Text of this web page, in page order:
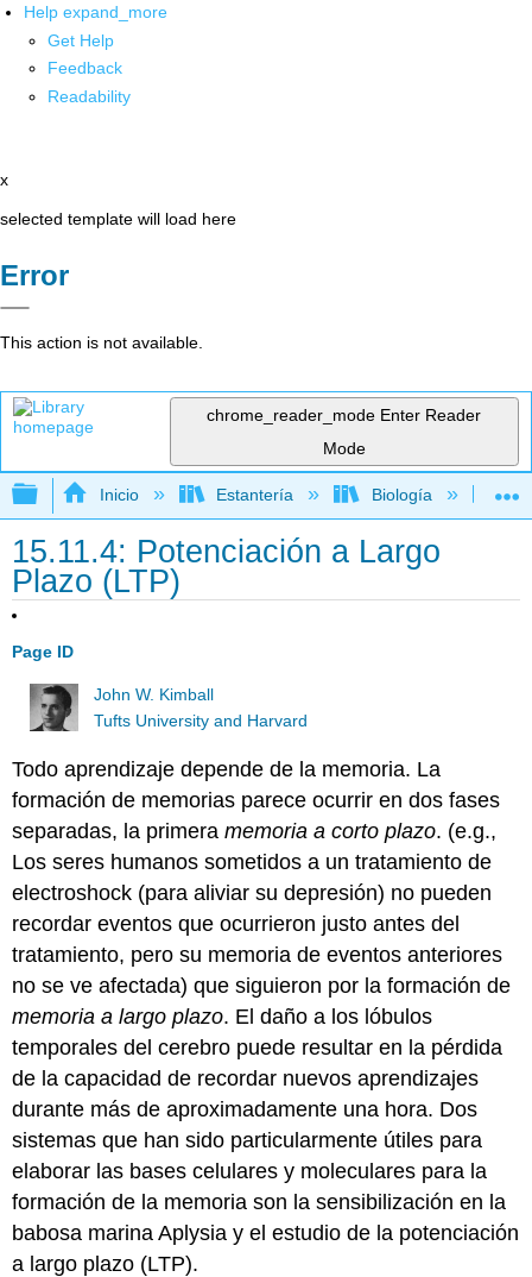
Help expand_more
Get Help
Feedback
Readability
x
selected template will load here
Error
This action is not available.
chrome_reader_mode Enter Reader
Mode
Expandir/contraer jerarquía global
Inicio Estantería Biología
15.11.4: Potenciación a Largo
Plazo (LTP)
Page ID
John W. Kimball
Tufts University and Harvard
Todo aprendizaje depende de la memoria. La
formación de memorias parece ocurrir en dos fases
separadas, la primeramemoria a corto plazo. (e.g.,
Los seres humanos sometidos a un tratamiento de
electroshock (para aliviar su depresión) no pueden
recordar eventos que ocurrieron justo antes del
tratamiento, pero su memoria de eventos anteriores
no se ve afectada) que siguieron por la formación de
memoria a largo plazo. El daño a los lóbulos
temporales del cerebro puede resultar en la pérdida
de la capacidad de recordar nuevos aprendizajes
durante más de aproximadamente una hora. Dos
sistemas que han sido particularmente útiles para
elaborar las bases celulares y moleculares para la
formación de la memoria son la sensibilización en la
babosa marina Aplysia y el estudio de la potenciación
a largo plazo (LTP).